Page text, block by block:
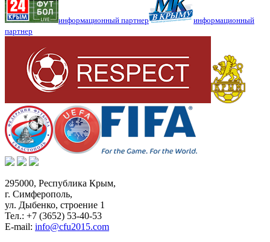
информационный партнер
информационный
партнер
295000, Республика Крым,
г. Симферополь,
ул. Дыбенко, строение 1
Тел.: +7 (3652) 53-40-53
E-mail: info@cfu2015.com